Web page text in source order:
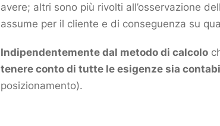
avere; altri sono più rivolti all’osservazione
assume per il cliente e di conseguenza su
Indipendentemente dal metodo di calcolo
tenere conto di tutte le esigenze sia
posizionamento).